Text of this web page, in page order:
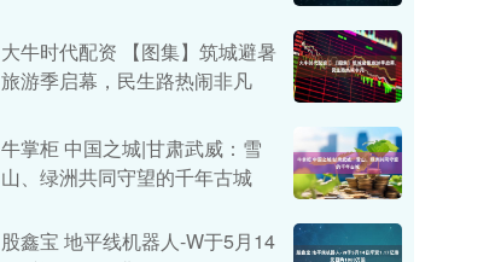
大牛时代配资 ​【图集】筑城避暑
旅游季启幕，民生路热闹非凡
牛掌柜 中国之城|甘肃武威：雪
山、绿洲共同守望的千年古城
股鑫宝 地平线机器人-W于5月14